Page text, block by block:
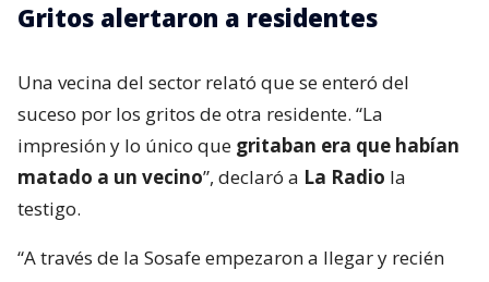
Gritos alertaron a residentes
Una vecina del sector relató que se enteró del
suceso por los gritos de otra residente. “La
impresión y lo único que gritaban era que habían
matado a un vecino”, declaró a La Radio la
testigo.
“A través de la Sosafe empezaron a llegar y recién